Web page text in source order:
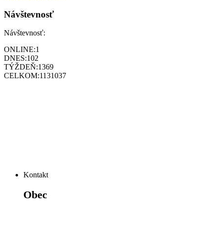
Návštevnosť
Návštevnosť:
ONLINE:1
DNES:102
TÝŽDEŇ:1369
CELKOM:1131037
Kontakt
Obec